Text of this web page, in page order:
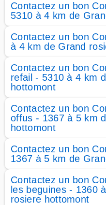
Contactez un bon
5310 à 4 km de
Contactez un bon
à 4 km de Grand
Contactez un bon
refail - 5310 à 4 km
hottomont
Contactez un bon
offus - 1367 à 5 km
hottomont
Contactez un bon
1367 à 5 km de
Contactez un bon
les beguines - 1360
rosiere hottomont